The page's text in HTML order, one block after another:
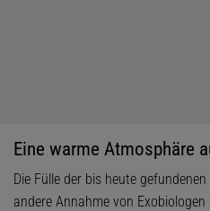
Eine warme Atmosphäre
Die Fülle der bis heute
andere Annahme von